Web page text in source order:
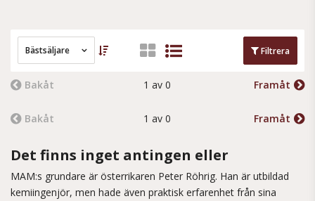
Bästsäljare Filtrera
Bakåt 1 av 0 Framåt
Bakåt 1 av 0 Framåt
Det finns inget antingen eller
MAM:s grundare är österrikaren Peter Röhrig. Han är utbildad
kemiingenjör, men hade även praktisk erfarenhet från sina